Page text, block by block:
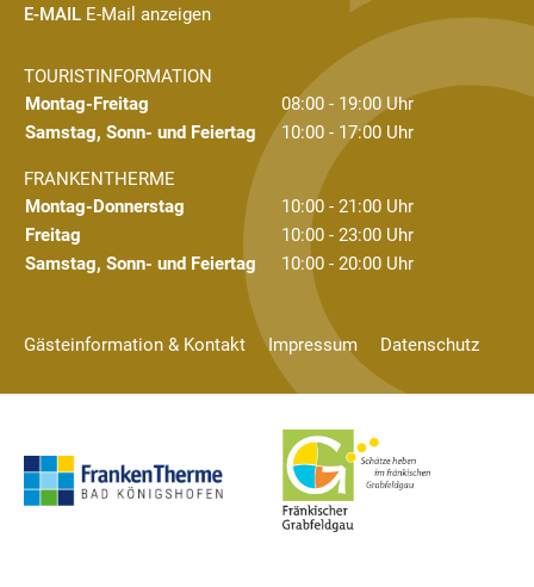
E-MAIL E-Mail anzeigen
TOURISTINFORMATION
Montag-Freitag
08:00 - 19:00 Uhr
Samstag, Sonn- und Feiertag
10:00 - 17:00 Uhr
FRANKENTHERME
Montag-Donnerstag
10:00 - 21:00 Uhr
Freitag
10:00 - 23:00 Uhr
Samstag, Sonn- und Feiertag
10:00 - 20:00 Uhr
Gästeinformation & Kontakt Impressum Datenschutz